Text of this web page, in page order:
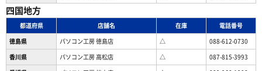
四国地方
都道府県 店舗名 在庫
電話番号
徳島県
パソコン工房 徳島店 △
088-612-0730
香川県
パソコン工房 高松店 △
087-815-3993